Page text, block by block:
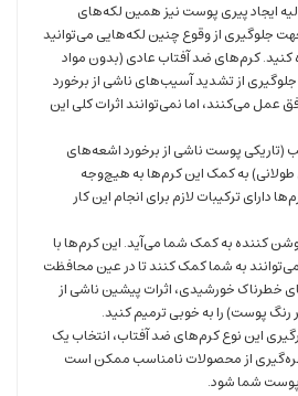
ایجاد پیری پوست نیز همین لکه‌های
جلوگیری از وقوع چنین لکه‌هایی می‌توانید
کنید. کرم‌های ضد آفتاب عادی (بدون مواد
از تشدید آسیب‌های ناشی از برخورد
عمل می‌کنند، اما نمی‌توانند اثرات کلی این
(تاریکی پوست ناشی از برخورد اشعه‌های
به کمک این کرم‌ها به هیچ‌وجه
دارای ترکیبات لازم برای انجام این کار
کننده به کمک شما می‌آید. این کرم‌ها با
به شما کمک کنند تا در عین محافظت
خطرناک خورشیدی، اثرات پیشین ناشی از
پوست) را به خوبی ترمیم‌ کنید.
این نوع کرم‌های ضد آفتاب، انتخاب یک
از محصولات نامناسب ممکن است
پوست شما شود.